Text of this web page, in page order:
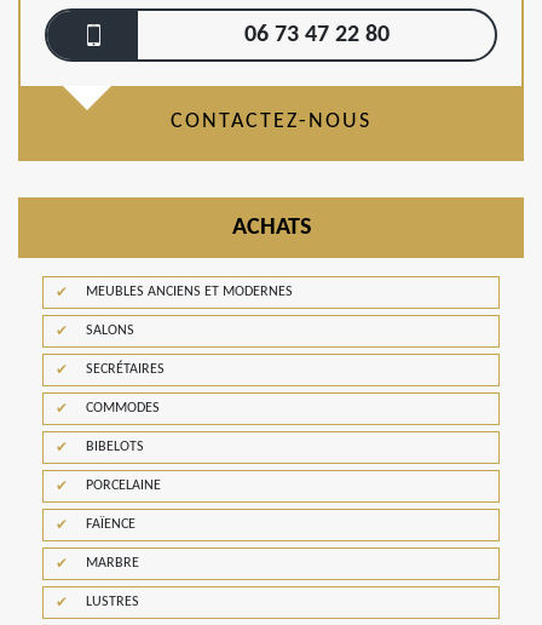
06 73 47 22 80
CONTACTEZ-NOUS
ACHATS
MEUBLES ANCIENS ET MODERNES
SALONS
SECRÉTAIRES
COMMODES
BIBELOTS
PORCELAINE
FAÏENCE
MARBRE
LUSTRES